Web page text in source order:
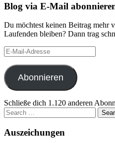
Blog via E-Mail
Du möchtest keinen Beitrag mehr
Laufenden bleiben? Dann trag
E-
Mail-
Adresse
Abonnieren
Schließe dich 1.120 anderen
Search
for:
Auszeichungen